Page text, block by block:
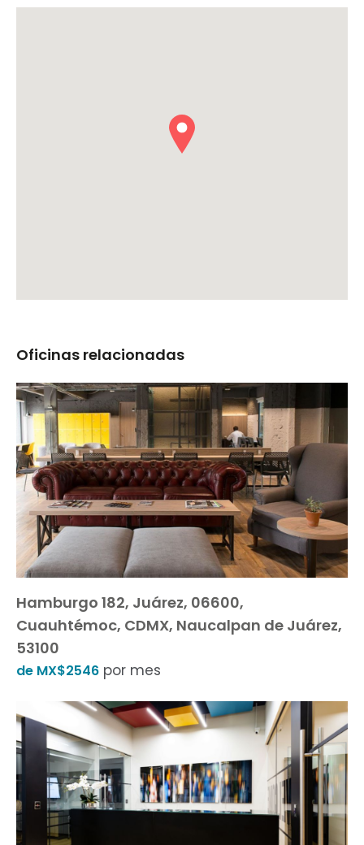
Oficinas relacionadas
Hamburgo 182, Juárez, 06600,
Cuauhtémoc, CDMX, Naucalpan de Juárez,
53100
de MX$2546 por mes